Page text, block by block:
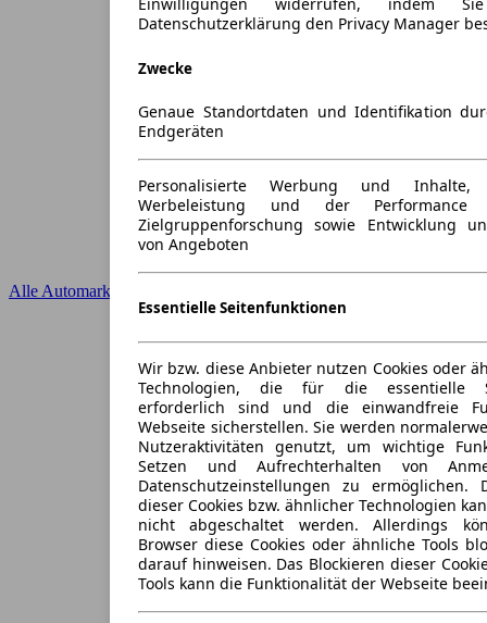
Einwilligungen widerrufen, indem
Datenschutzerklärung den Privacy Manager
Zwecke
Genaue Standortdaten und Identifikation
Endgeräten
Personalisierte Werbung und Inhalte,
Werbeleistung und der
Zielgruppenforschung sowie Entwicklung
von Angeboten
Essentielle Seitenfunktionen
Wir bzw. diese Anbieter nutzen Cookies oder
Technologien, die für die essentielle
erforderlich sind und die einwandfreie
Webseite sicherstellen. Sie werden
Nutzeraktivitäten genutzt, um wichtige
Setzen und Aufrechterhalten von
Datenschutzeinstellungen zu ermöglichen.
dieser Cookies bzw. ähnlicher Technologien
nicht abgeschaltet werden. Allerdings
Browser diese Cookies oder ähnliche Tools
darauf hinweisen. Das Blockieren dieser
Tools kann die Funktionalität der Webseite
Alle Automarken